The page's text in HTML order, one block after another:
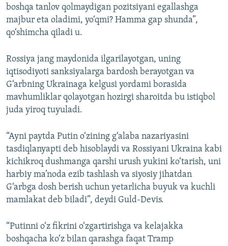
boshqa tanlov qolmaydigan pozitsiyani egallashga
majbur eta oladimi, yo‘qmi? Hamma gap shunda”,
qo‘shimcha qiladi u.
Rossiya jang maydonida ilgarilayotgan, uning
iqtisodiyoti sanksiyalarga bardosh berayotgan va
G‘arbning Ukrainaga kelgusi yordami borasida
mavhumliklar qolayotgan hozirgi sharoitda bu istiqbol
juda yiroq tuyuladi.
“Ayni paytda Putin o‘zining g‘alaba nazariyasini
tasdiqlanyapti deb hisoblaydi va Rossiyani Ukraina kabi
kichikroq dushmanga qarshi urush yukini ko‘tarish, uni
harbiy ma’noda ezib tashlash va siyosiy jihatdan
G‘arbga dosh berish uchun yetarlicha buyuk va kuchli
mamlakat deb biladi”, deydi Guld-Devis.
“Putinni o‘z fikrini o‘zgartirishga va kelajakka
boshqacha ko‘z bilan qarashga faqat Tramp